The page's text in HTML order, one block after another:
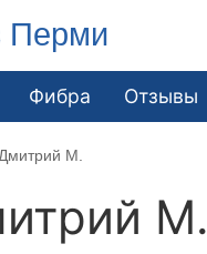
Перми
Фибра Отзывы
Дмитрий М.
М.